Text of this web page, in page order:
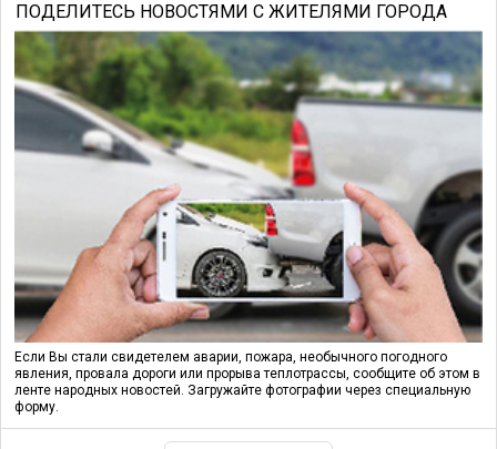
ПОДЕЛИТЕСЬ НОВОСТЯМИ С ЖИТЕЛЯМИ ГОРОДА
Если Вы стали свидетелем аварии, пожара, необычного погодного
явления, провала дороги или прорыва теплотрассы, сообщите об этом в
ленте народных новостей. Загружайте фотографии через специальную
форму.